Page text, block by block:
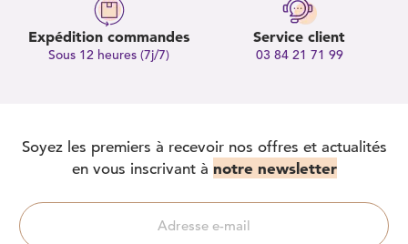
Expédition commandes
Sous 12 heures (7j/7)
Service client
03 84 21 71 99
Soyez les premiers à recevoir nos offres et actualités
en vous inscrivant à notre newsletter